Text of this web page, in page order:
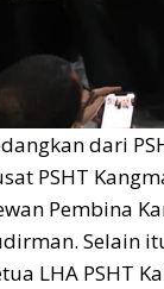
dari
PSHT
Pembina
Selain
LHA PSHT